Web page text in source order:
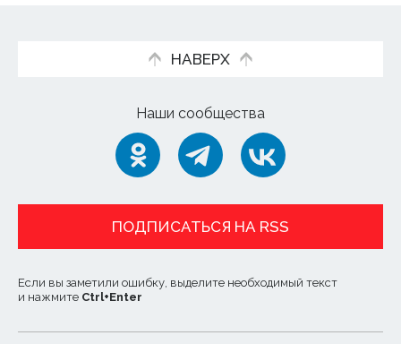
НАВЕРХ
Наши сообщества
ПОДПИСАТЬСЯ НА RSS
Если вы заметили ошибку, выделите необходимый текст
и нажмите Ctrl+Enter